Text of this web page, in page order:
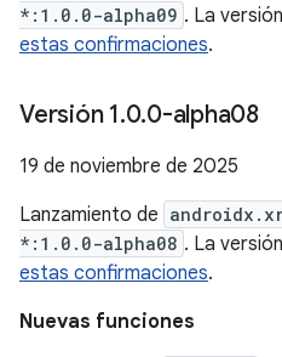
*:1.0.0-alpha09 . La
estas confirmaciones.
Versión 1.0.0-alpha08
19 de noviembre de 2025
Lanzamiento de
*:1.0.0-alpha08 . La
estas confirmaciones.
Nuevas funciones